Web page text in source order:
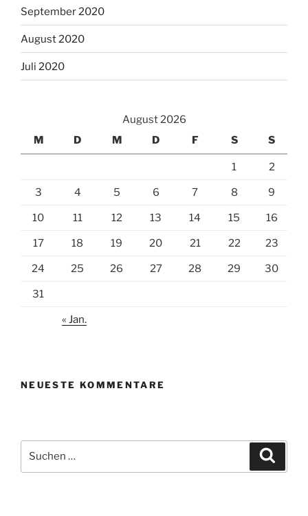
September 2020
August 2020
Juli 2020
August 2026
M
D M D F S S
1 2
3 4 5 6 7 8 9
10 11 12 13 14 15 16
17 18 19 20 21 22 23
24 25 26 27 28 29 30
31
« Jan.
NEUESTE KOMMENTARE
nach: